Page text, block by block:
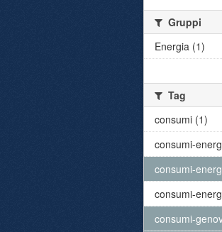
Gruppi
Energia (1)
Tag
consumi (1)
consumi-
consumi-
consumi-
consumi-